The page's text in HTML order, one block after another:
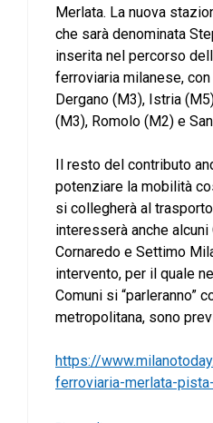
Merlata. La nuova
che sarà denominata
inserita nel percorso
ferroviaria milanese,
Dergano (M3), Istria
(M3), Romolo (M2) e
Il resto del contributo
potenziare la mobilità
si collegherà al
interesserà anche
Cornaredo e Settimo
intervento, per il quale
Comuni si “parleranno”
metropolitana, sono
https://
ferroviaria-merlata-